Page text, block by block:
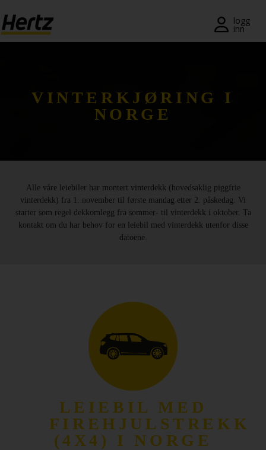
logg
inn
Meny
kansellere
Gold
Overview
NO/NO
Produkter
VINTERKJØRING I
NORGE
Alle våre leiebiler har montert vinterdekk (hovedsaklig piggfrie
vinterdekk) fra 1. november til første mandag etter 2. påskedag. Vi
starter som regel dekkomlegg fra sommer- til vinterdekk i oktober. Ta
kontakt om du har behov for en leiebil med vinterdekk utenfor disse
datoene.
LEIEBIL MED
FIREHJULSTREKK
(4X4) I NORGE